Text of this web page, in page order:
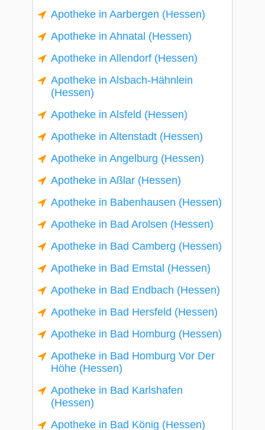
Apotheke in Aarbergen (Hessen)
Apotheke in Ahnatal (Hessen)
Apotheke in Allendorf (Hessen)
Apotheke in Alsbach-Hähnlein
(Hessen)
Apotheke in Alsfeld (Hessen)
Apotheke in Altenstadt (Hessen)
Apotheke in Angelburg (Hessen)
Apotheke in Aßlar (Hessen)
Apotheke in Babenhausen (Hessen)
Apotheke in Bad Arolsen (Hessen)
Apotheke in Bad Camberg (Hessen)
Apotheke in Bad Emstal (Hessen)
Apotheke in Bad Endbach (Hessen)
Apotheke in Bad Hersfeld (Hessen)
Apotheke in Bad Homburg (Hessen)
Apotheke in Bad Homburg Vor Der
Höhe (Hessen)
Apotheke in Bad Karlshafen
(Hessen)
Apotheke in Bad König (Hessen)